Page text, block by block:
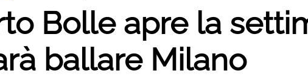
Bolle apre la
ballare Milano